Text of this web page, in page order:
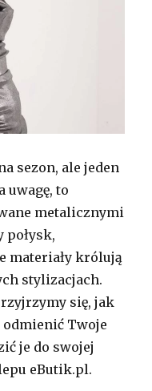
sezon, ale jeden
uwagę, to
metalicznymi
materiały królują
stylizacjach.
się, jak
Twoje
je do swojej
eButik.pl.